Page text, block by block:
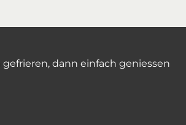
dann einfach geniessen